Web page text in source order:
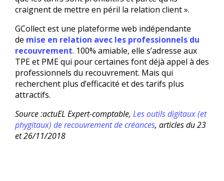
craignent de mettre en péril la relation client ».
GCollect est une plateforme web indépendante
de mise en relation avec les professionnels du
recouvrement. 100% amiable, elle s’adresse aux
TPE et PME qui pour certaines font déjà appel à des
professionnels du recouvrement. Mais qui
recherchent plus d’efficacité et des tarifs plus
attractifs.
Source :actuEL Expert-comptable, Les outils digitaux (et
phygitaux) de recouvrement de créances, articles du 23
et 26/11/2018